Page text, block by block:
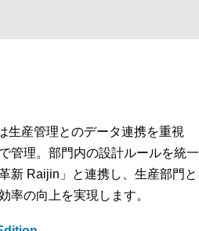
生産管理とのデータ連携を重視
管理。部門内の設計ルールを統一
新 Raijin」と連携し、生産部門と
率の向上を実現します。